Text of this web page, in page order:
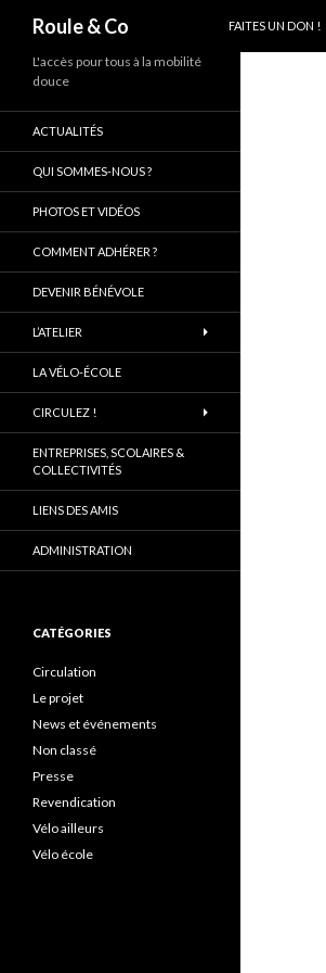
Roule & Co
FAITES UN DON !
L'accès pour tous à la mobilité
douce
ACTUALITÉS
QUI SOMMES-NOUS ?
PHOTOS ET VIDÉOS
COMMENT ADHÉRER ?
DEVENIR BÉNÉVOLE
L’ATELIER
LA VÉLO-ÉCOLE
CIRCULEZ !
ENTREPRISES, SCOLAIRES &
COLLECTIVITÉS
LIENS DES AMIS
ADMINISTRATION
CATÉGORIES
Circulation
Le projet
News et événements
Non classé
Presse
Revendication
Vélo ailleurs
Vélo école